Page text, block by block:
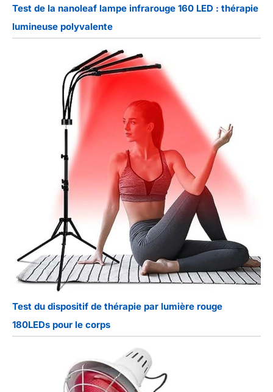
Test de la nanoleaf lampe infrarouge 160 LED : thérapie
lumineuse polyvalente
Test du dispositif de thérapie par lumière rouge
180LEDs pour le corps